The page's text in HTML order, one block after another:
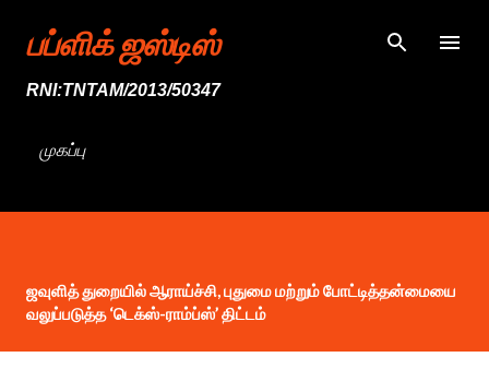
முதன்மை உள்ளடக்கத்திற்குச் செல்
பப்ளிக் ஜஸ்டிஸ்
RNI:TNTAM/2013/50347
முகப்பு
ஜவுளித் துறையில் ஆராய்ச்சி, புதுமை மற்றும் போட்டித்தன்மையை
வலுப்படுத்த ‘டெக்ஸ்-ராம்ப்ஸ்’ திட்டம்